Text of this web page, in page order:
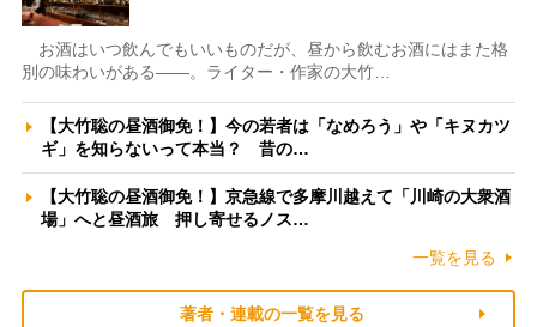
お酒はいつ飲んでもいいものだが、昼から飲むお酒にはまた格
別の味わいがある――。ライター・作家の大竹…
【大竹聡の昼酒御免！】今の若者は「なめろう」や「キヌカツ
ギ」を知らないって本当？ 昔の…
【大竹聡の昼酒御免！】京急線で多摩川越えて「川崎の大衆酒
場」へと昼酒旅 押し寄せるノス…
一覧を見る
著者・連載の一覧を見る